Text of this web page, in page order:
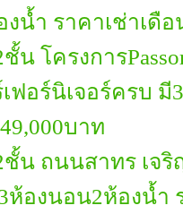
น้ำ ราคาเช่าเดือ
น โครงการ
ฟอร์นิเจอร์ครบ มี
บาท
ชั้น ถนนสาทร เจ
ห้องนอน2ห้องน้ำ